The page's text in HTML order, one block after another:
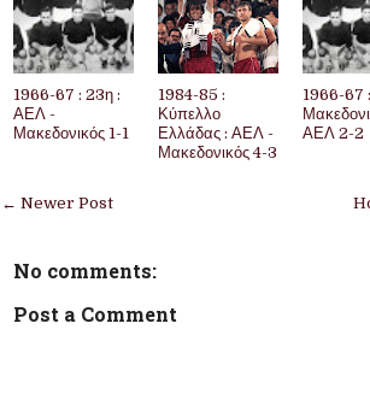
1966-67 : 23η :
ΑΕΛ -
Μακεδονικός 1-1
1984-85 :
Κύπελλο
Ελλάδας : ΑΕΛ -
Μακεδονικός 4-3
1966-67
ΑΕΛ 2-2
← Newer Post
No comments:
Post a Comment